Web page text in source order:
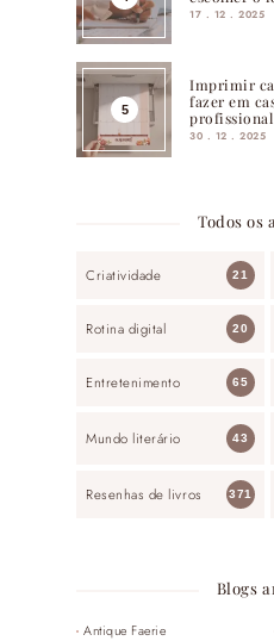
17 . 12 . 2025
Imprimir
fazer em
profissional
30 . 12 . 2025
Todos os
Criatividade 21
Rotina digital 20
Entretenimento 65
Mundo literário 43
Resenhas de livros 371
Blogs
Antique Faerie